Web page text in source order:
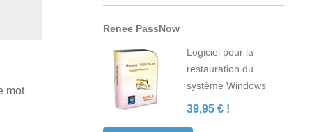
mot
Renee PassNow
Logiciel pour la
restauration du
système Windows
39,95 € !